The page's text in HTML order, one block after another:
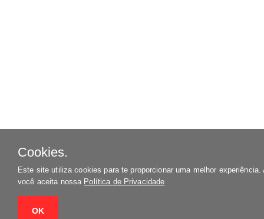
Cookies.
Este site utiliza cookies para te proporcionar uma melhor experiência.
você aceita nossa Política de Privacidade
OK